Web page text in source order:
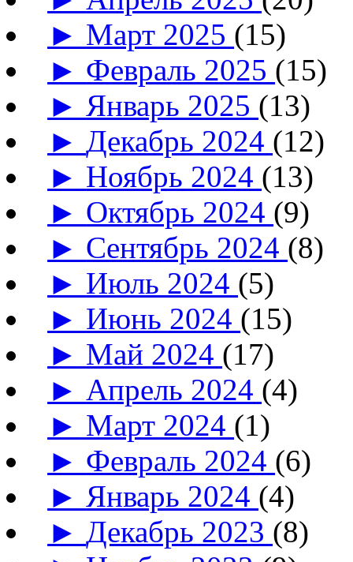
► Март 2025 (15)
► Февраль 2025 (15)
► Январь 2025 (13)
►Декабрь 2024 (12)
► Ноябрь 2024 (13)
► Октябрь 2024 (9)
► Сентябрь 2024 (8)
► Июль 2024 (5)
► Июнь 2024 (15)
► Май 2024 (17)
► Апрель 2024 (4)
► Март 2024 (1)
► Февраль 2024 (6)
► Январь 2024 (4)
►Декабрь 2023 (8)